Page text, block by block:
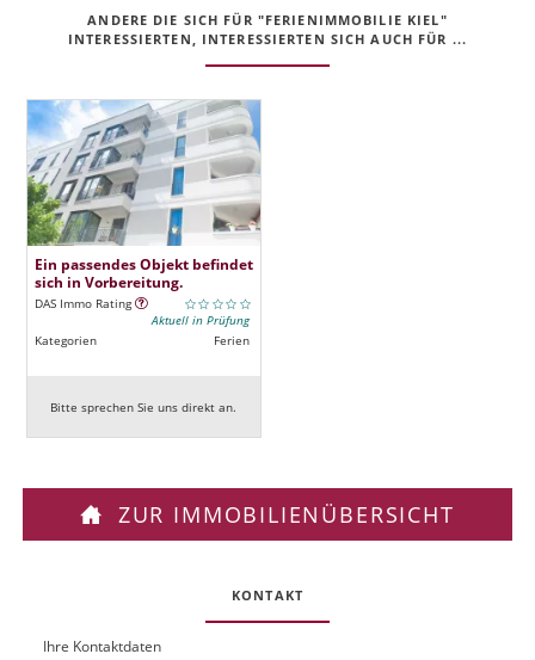
ANDERE DIE SICH FÜR "FERIENIMMOBILIE KIEL"
INTERESSIERTEN, INTERESSIERTEN SICH AUCH FÜR ...
Ein passendes Objekt befindet
sich in Vorbereitung.
DAS Immo Rating
Aktuell in Prüfung
Kategorien
Ferien
Bitte sprechen Sie uns direkt an.
ZUR IMMOBILIENÜBERSICHT
KONTAKT
Ihre Kontaktdaten